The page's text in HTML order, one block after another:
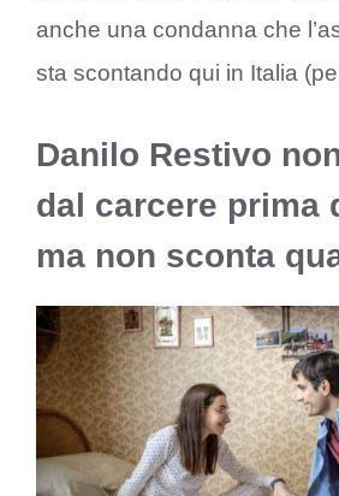
anche una condanna che
sta scontando qui in Italia
Danilo Restivo
dal carcere prima
ma non sconta